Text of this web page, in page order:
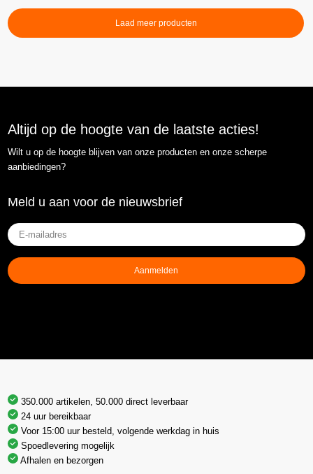
Laad meer producten
Altijd op de hoogte van de laatste acties!
Wilt u op de hoogte blijven van onze producten en onze scherpe
aanbiedingen?
Meld u aan voor de nieuwsbrief
E-
mailadres(Vereist)
Aanmelden
350.000 artikelen, 50.000 direct leverbaar
24 uur bereikbaar
Voor 15:00 uur besteld, volgende werkdag in huis
Spoedlevering mogelijk
Afhalen en bezorgen